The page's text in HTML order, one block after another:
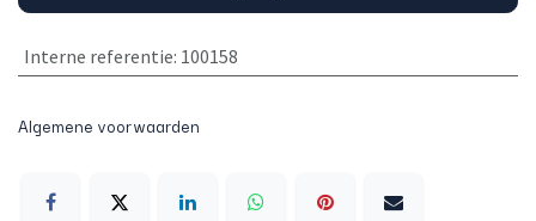
Interne referentie: 100158
Algemene voorwaarden